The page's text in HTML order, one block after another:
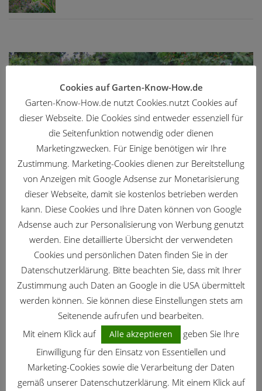
ZIERGARTEN/AUGUST/GARTENKALENDER
Ziergarten – Gartenarbeit im August
04.08.2026
NUTZGARTEN/AUGUST/ GARTENKALENDER
Nutzgarten – Gartenarbeit im August
03.08.2026
Cookies auf Garten-Know-How.de
Garten-Know-How.de nutzt Cookies.nutzt Cookies auf
dieser Webseite. Die Cookies sind entweder essenziell für
die Seitenfunktion notwendig oder dienen
Marketingzwecken. Für Einige benötigen wir Ihre
Zustimmung. Marketing-Cookies dienen zur Bereitstellung
von Anzeigen mit Google Adsense zur Monetarisierung
dieser Webseite, damit sie kostenlos betrieben werden
kann. Diese Cookies und Ihre Daten können von Google
Adsense auch zur Personalisierung von Werbung genutzt
werden. Eine detaillierte Übersicht der verwendeten
Cookies und persönlichen Daten finden Sie in der
Datenschutzerklärung. Bitte beachten Sie, dass mit Ihrer
Zustimmung auch Daten an Google in die USA übermittelt
werden können. Sie können diese Einstellungen stets am
Seitenende aufrufen und bearbeiten.
Mit einem Klick auf
Alle akzeptieren
geben Sie Ihre
Einwilligung für den Einsatz von Essentiellen und
Marketing-Cookies sowie die Verarbeitung der Daten
gemäß unserer Datenschutzerklärung. Mit einem Klick auf